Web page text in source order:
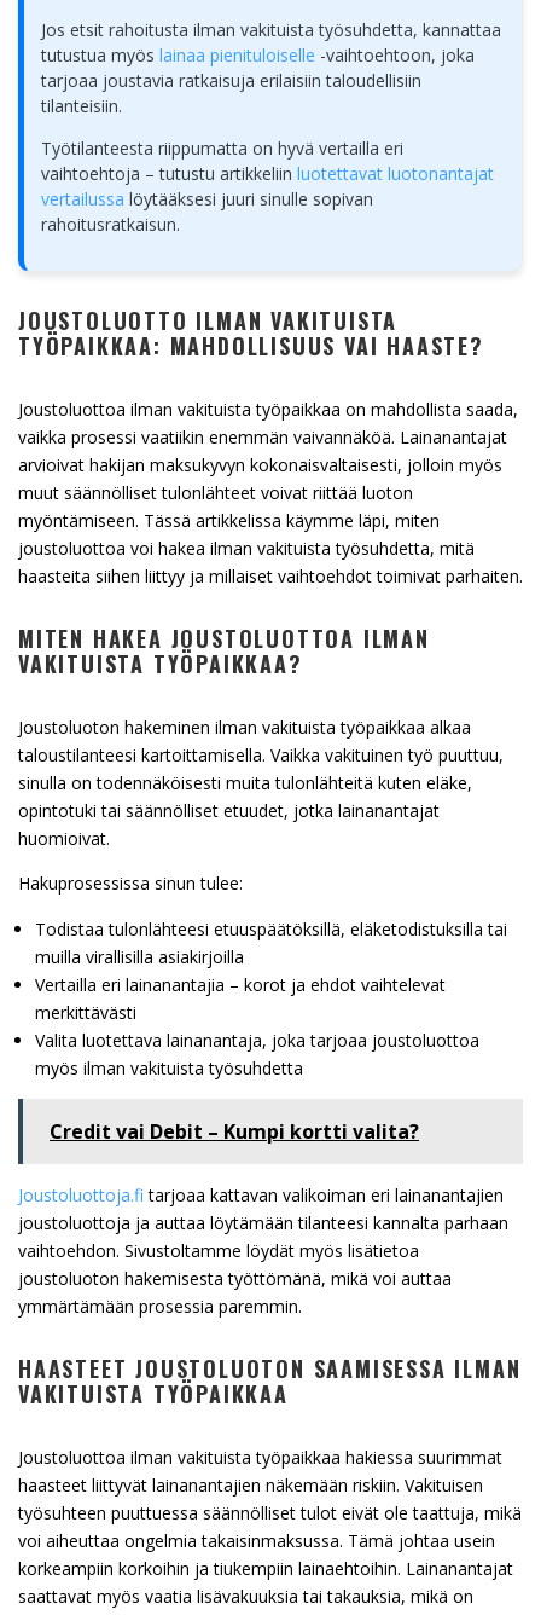
Jos etsit rahoitusta ilman vakituista työsuhdetta, kannattaa
tutustua myös lainaa pienituloiselle -vaihtoehtoon, joka
tarjoaa joustavia ratkaisuja erilaisiin taloudellisiin
tilanteisiin.
Työtilanteesta riippumatta on hyvä vertailla eri
vaihtoehtoja – tutustu artikkeliin luotettavat luotonantajat
vertailussa löytääksesi juuri sinulle sopivan
rahoitusratkaisun.
JOUSTOLUOTTO ILMAN VAKITUISTA
TYÖPAIKKAA: MAHDOLLISUUS VAI HAASTE?
Joustoluottoa ilman vakituista työpaikkaa on mahdollista saada,
vaikka prosessi vaatiikin enemmän vaivannäköä. Lainanantajat
arvioivat hakijan maksukyvyn kokonaisvaltaisesti, jolloin myös
muut säännölliset tulonlähteet voivat riittää luoton
myöntämiseen. Tässä artikkelissa käymme läpi, miten
joustoluottoa voi hakea ilman vakituista työsuhdetta, mitä
haasteita siihen liittyy ja millaiset vaihtoehdot toimivat parhaiten.
MITEN HAKEA JOUSTOLUOTTOA ILMAN
VAKITUISTA TYÖPAIKKAA?
Joustoluoton hakeminen ilman vakituista työpaikkaa alkaa
taloustilanteesi kartoittamisella. Vaikka vakituinen työ puuttuu,
sinulla on todennäköisesti muita tulonlähteitä kuten eläke,
opintotuki tai säännölliset etuudet, jotka lainanantajat
huomioivat.
Hakuprosessissa sinun tulee:
Todistaa tulonlähteesi etuuspäätöksillä, eläketodistuksilla tai
muilla virallisilla asiakirjoilla
Vertailla eri lainanantajia – korot ja ehdot vaihtelevat
merkittävästi
Valita luotettava lainanantaja, joka tarjoaa joustoluottoa
myös ilman vakituista työsuhdetta
Credit vai Debit – Kumpi kortti valita?
Joustoluottoja.fi tarjoaa kattavan valikoiman eri lainanantajien
joustoluottoja ja auttaa löytämään tilanteesi kannalta parhaan
vaihtoehdon. Sivustoltamme löydät myös lisätietoa
joustoluoton hakemisesta työttömänä, mikä voi auttaa
ymmärtämään prosessia paremmin.
HAASTEET JOUSTOLUOTON SAAMISESSA ILMAN
VAKITUISTA TYÖPAIKKAA
Joustoluottoa ilman vakituista työpaikkaa hakiessa suurimmat
haasteet liittyvät lainanantajien näkemään riskiin. Vakituisen
työsuhteen puuttuessa säännölliset tulot eivät ole taattuja, mikä
voi aiheuttaa ongelmia takaisinmaksussa. Tämä johtaa usein
korkeampiin korkoihin ja tiukempiin lainaehtoihin. Lainanantajat
saattavat myös vaatia lisävakuuksia tai takauksia, mikä on